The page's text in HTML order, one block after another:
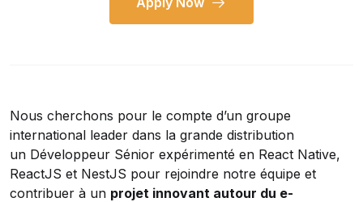
Nous cherchons pour le compte d’un groupe
international leader dans la grande distribution
un Développeur Sénior expérimenté en React Native,
ReactJS et NestJS pour rejoindre notre équipe et
contribuer à un projet innovant autour du e-